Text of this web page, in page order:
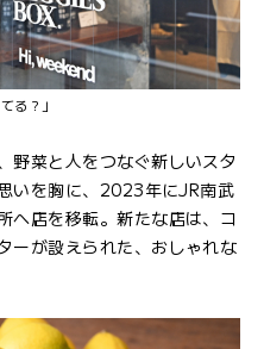
る？」
野菜と人をつなぐ新しいスタ
いを胸に、2023年にJR南武
へ店を移転。新たな店は、コ
ーが設えられた、おしゃれな